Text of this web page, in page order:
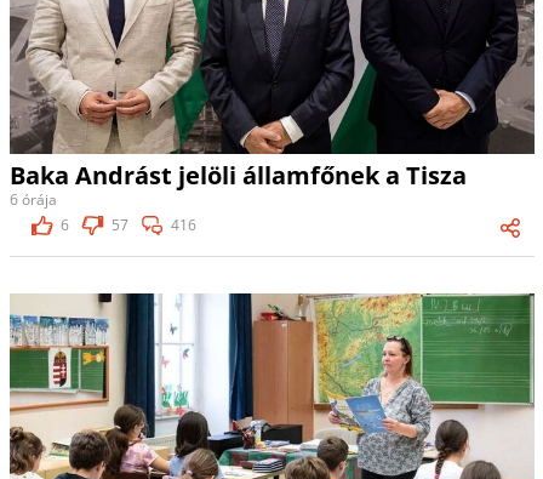
Baka Andrást jelöli államfőnek a Tisza
6 órája
6
57 416